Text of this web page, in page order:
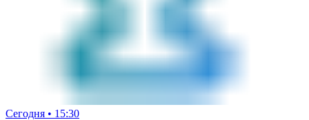
Сегодня • 15:30